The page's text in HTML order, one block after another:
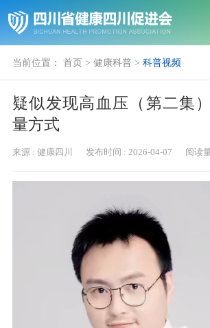
当前位置： 首页 > 健康科普 > 科普视频
疑似发现高血压（第二集
量方式
来源 : 健康四川 发布时间 :2026-04-07 阅读